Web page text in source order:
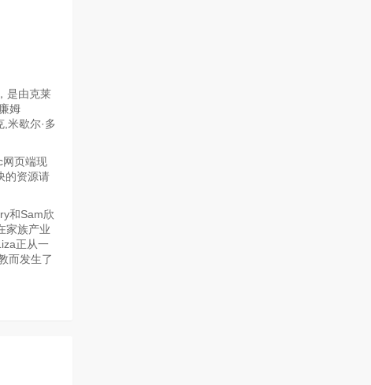
是由克莱
姆
,米歇尔·多
网页端现
的资源请
和Sam欣
家族产业
正从一
而发生了